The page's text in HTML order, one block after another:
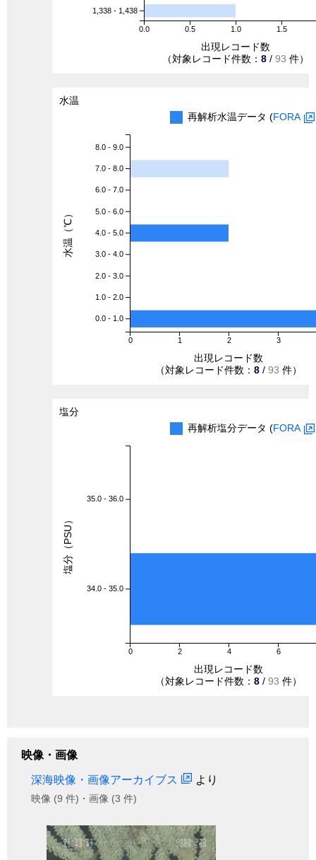
0.0 0.5 1.0 1.5
1,338 - 1,438
出現レコード数
（対象レコード件数： 8 / 93 件）
水温
再解析水温データ (FORA
0 1 2 3
8.0 - 9.0
7.0 - 8.0
6.0 - 7.0
5.0 - 6.0
4.0 - 5.0
3.0 - 4.0
2.0 - 3.0
1.0 - 2.0
0.0 - 1.0
出現レコード数
（対象レコード件数： 8 / 93 件）
水温（℃）
塩分
再解析塩分データ (FORA
0 2 4 6
35.0 - 36.0
34.0 - 35.0
出現レコード数
（対象レコード件数： 8 / 93 件）
塩分（PSU）
映像・画像
深海映像・画像アーカイブス より
映像 (9 件)・画像 (3 件)